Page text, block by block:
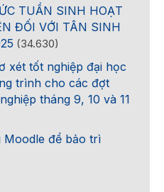
TUẦN SINH HOẠT
ĐỐI VỚI TÂN SINH
(34.630)
xét tốt nghiệp đại học
trình cho các đợt
tháng 9, 10 và 11
Moodle để bảo trì